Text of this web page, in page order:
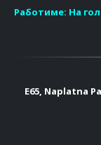
Работиме: На
E65, Naplatna